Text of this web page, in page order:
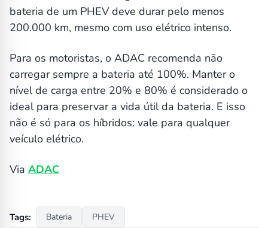
bateria de um PHEV deve durar pelo menos
200.000 km, mesmo com uso elétrico intenso.
Para os motoristas, o ADAC recomenda não
carregar sempre a bateria até 100%. Manter o
nível de carga entre 20% e 80% é considerado o
ideal para preservar a vida útil da bateria. E isso
não é só para os híbridos: vale para qualquer
veículo elétrico.
Via ADAC
Tags: Bateria PHEV